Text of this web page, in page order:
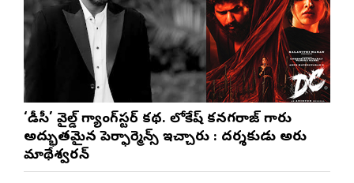
‘డీసీ’ వైల్డ్ గ్యాంగ్‌స్టర్ కథ. లోకేష్ కనగరాజ్ గారు
అద్భుతమైన పెర్ఫార్మెన్స్ ఇచ్చారు : దర్శకుడు అరుణ్
మాథేశ్వరన్